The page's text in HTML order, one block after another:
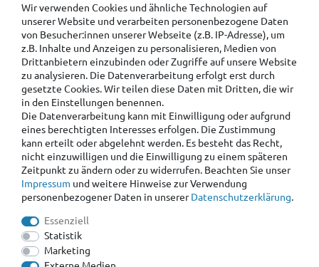
Wir verwenden Cookies und ähnliche Technologien auf
unserer Website und verarbeiten personenbezogene Daten
von Besucher:innen unserer Webseite (z.B. IP-Adresse), um
z.B. Inhalte und Anzeigen zu personalisieren, Medien von
Drittanbietern einzubinden oder Zugriffe auf unsere Website
zu analysieren. Die Datenverarbeitung erfolgt erst durch
gesetzte Cookies. Wir teilen diese Daten mit Dritten, die wir
in den Einstellungen benennen.
Die Datenverarbeitung kann mit Einwilligung oder aufgrund
eines berechtigten Interesses erfolgen. Die Zustimmung
kann erteilt oder abgelehnt werden. Es besteht das Recht,
nicht einzuwilligen und die Einwilligung zu einem späteren
Zeitpunkt zu ändern oder zu widerrufen. Beachten Sie unser
Impressum und weitere Hinweise zur Verwendung
personenbezogener Daten in unsererDaten­schutz­erklärung.
Essenziell
Statistik
Marketing